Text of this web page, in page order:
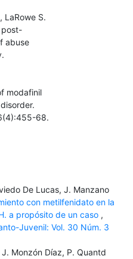
LaRowe S.
post-
abuse
modafinil
68.
De Lucas, J. Manzano
con metilfenidato en la
a propósito de un caso ,
Juvenil: Vol. 30 Núm. 3
Monzón Díaz, P. Quantd